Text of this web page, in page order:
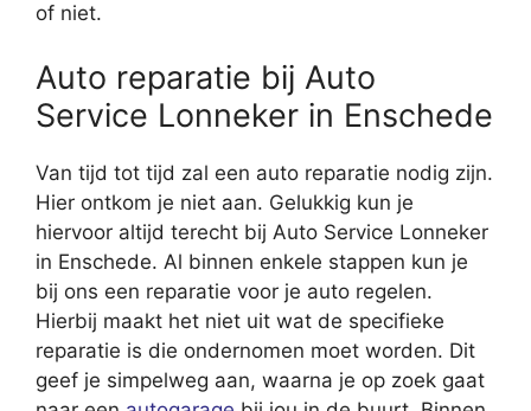
of niet.
Auto reparatie bij Auto
Service Lonneker in Enschede
Van tijd tot tijd zal een auto reparatie nodig zijn.
Hier ontkom je niet aan. Gelukkig kun je
hiervoor altijd terecht bij Auto Service Lonneker
in Enschede. Al binnen enkele stappen kun je
bij ons een reparatie voor je auto regelen.
Hierbij maakt het niet uit wat de specifieke
reparatie is die ondernomen moet worden. Dit
geef je simpelweg aan, waarna je op zoek gaat